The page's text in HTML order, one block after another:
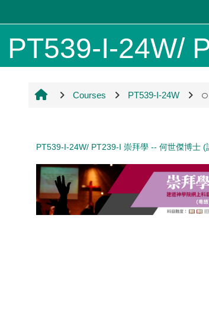
PT539-I-24W/
Courses PT539-I-24W
PT539-I-24W/ PT239-I 崇拜學 -- 何世傑博士 (